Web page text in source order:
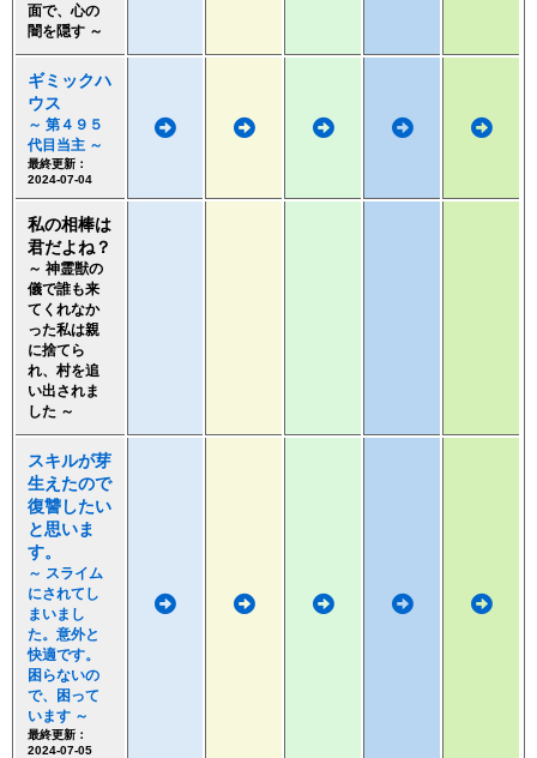
面で、心の
闇を隠す ～
ギミックハ
ウス
～ 第４９５
代目当主 ～
最終更新：
2024-07-04
私の相棒は
君だよね？
～ 神霊獣の
儀で誰も来
てくれなか
った私は親
に捨てら
れ、村を追
い出されま
した ～
スキルが芽
生えたので
復讐したい
と思いま
す。
～ スライム
にされてし
まいまし
た。意外と
快適です。
困らないの
で、困って
います ～
最終更新：
2024-07-05